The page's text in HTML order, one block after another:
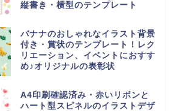
縦書き・横型のテンプレート
バナナのおしゃれなイラスト背景
付き・賞状のテンプレート！レク
リエーション、イベントにおすす
め♪オリジナルの表彰状
A4印刷確認済み・赤いリボンと
ハート型スピネルのイラストデザ